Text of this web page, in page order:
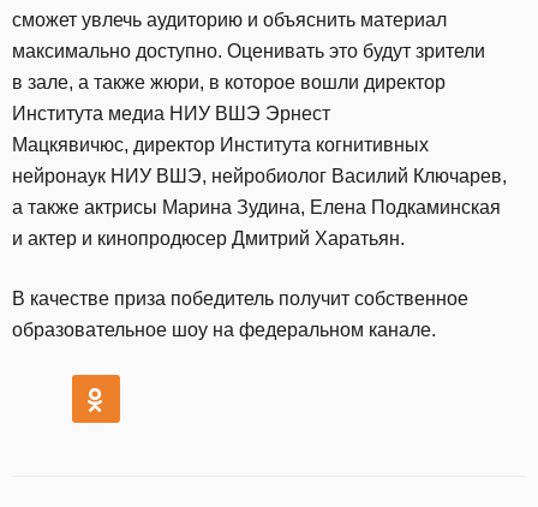
сможет увлечь аудиторию и объяснить материал
максимально доступно. Оценивать это будут зрители
в зале, а также жюри, в которое вошли директор
Института медиа НИУ ВШЭ Эрнест
Мацкявичюс, директор Института когнитивных
нейронаук НИУ ВШЭ, нейробиолог Василий Ключарев,
а также актрисы Марина Зудина, Елена Подкаминская
и актер и кинопродюсер Дмитрий Харатьян.
В качестве приза победитель получит собственное
образовательное шоу на федеральном канале.